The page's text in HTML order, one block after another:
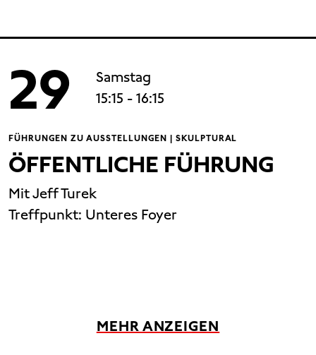
29
Samstag
15:15 - 16:15
FÜHRUNGEN ZU AUSSTELLUNGEN | SKULPTURAL
ÖFFENTLICHE FÜHRUNG
Mit Jeff Turek
Treffpunkt: Unteres Foyer
MEHR ANZEIGEN